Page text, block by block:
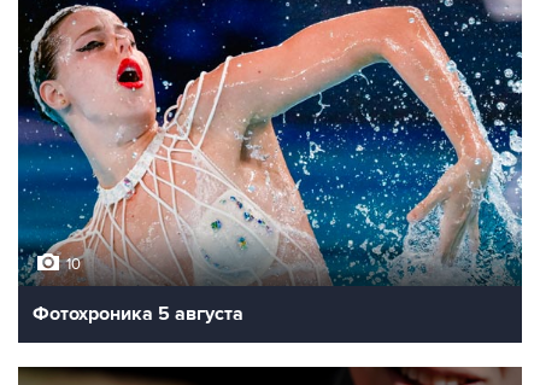
10
Фотохроника 5 августа